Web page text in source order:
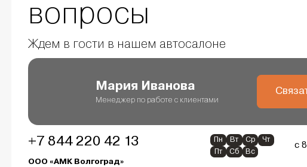
вопросы
Ждем в гости в нашем автосалоне
Мария Иванова
Менеджер по работе с клиентами
+7 844 220 42 13 Пн Вт Ср
Чт
Пт
Сб Вс
с
ООО «АМК Волгоград»